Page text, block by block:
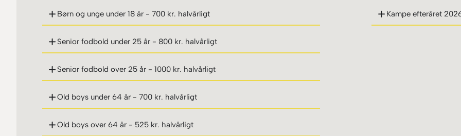
Børn og unge under 18 år - 700 kr. halvårligt
Senior fodbold under 25 år - 800 kr. halvårligt
Senior fodbold over 25 år - 1000 kr. halvårligt
Old boys under 64 år - 700 kr. halvårligt
Old boys over 64 år - 525 kr. halvårligt
Kampe efteråret